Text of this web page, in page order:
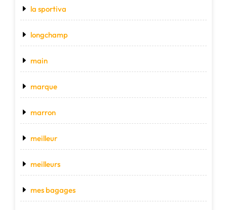
la sportiva
longchamp
main
marque
marron
meilleur
meilleurs
mes bagages